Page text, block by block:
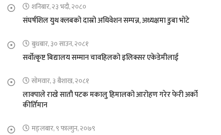
शनिबार, २३ भदौ, २०८०
संघर्षशिल युथ क्लबको दास्रो अधिवेशन सम्पन्न, अध्यक्षमा डुबा भोटे
बुधबार, ३० साउन, २०८१
सर्वोत्कृष्ट बिद्यालय सम्मान चावहिलको इलिक्सर एकेडेमीलाई
सोमवार, ३ बैशाख, २०८१
लाक्पाले राखे सातौ पटक मकालु हिमालको आरोहण गरेर फेरी अर्को
कीर्तिमान
मङ्लबार, ९ फाल्गुन, २०७९